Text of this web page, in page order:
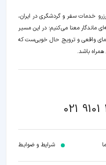
خدمات سفر و گردشگری در ایران،
ماندگار معنا می‌کنیم؛ در این مسیر‍
واقعی و ترویج حال خوبی‌ست که
باشد.
021
شرایط و ضوابـط